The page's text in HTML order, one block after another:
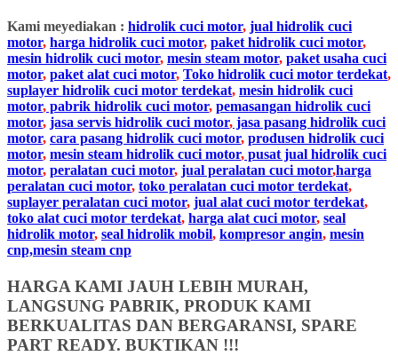
Kami meyediakan : hidrolik cuci motor, jual hidrolik cuci
motor, harga hidrolik cuci motor, paket hidrolik cuci motor,
mesin hidrolik cuci motor, mesin steam motor, paket usaha cuci
motor, paket alat cuci motor, Toko hidrolik cuci motor terdekat,
suplayer hidrolik cuci motor terdekat, mesin hidrolik cuci
motor, pabrik hidrolik cuci motor, pemasangan hidrolik cuci
motor, jasa servis hidrolik cuci motor, jasa pasang hidrolik cuci
motor, cara pasang hidrolik cuci motor, produsen hidrolik cuci
motor, mesin steam hidrolik cuci motor, pusat jual hidrolik cuci
motor, peralatan cuci motor, jual peralatan cuci motor,harga
peralatan cuci motor, toko peralatan cuci motor terdekat,
suplayer peralatan cuci motor, jual alat cuci motor terdekat,
toko alat cuci motor terdekat, harga alat cuci motor, seal
hidrolik motor, seal hidrolik mobil, kompresor angin, mesin
cnp,mesin steam cnp
HARGA KAMI JAUH LEBIH MURAH,
LANGSUNG PABRIK, PRODUK KAMI
BERKUALITAS DAN BERGARANSI, SPARE
PART READY. BUKTIKAN !!!